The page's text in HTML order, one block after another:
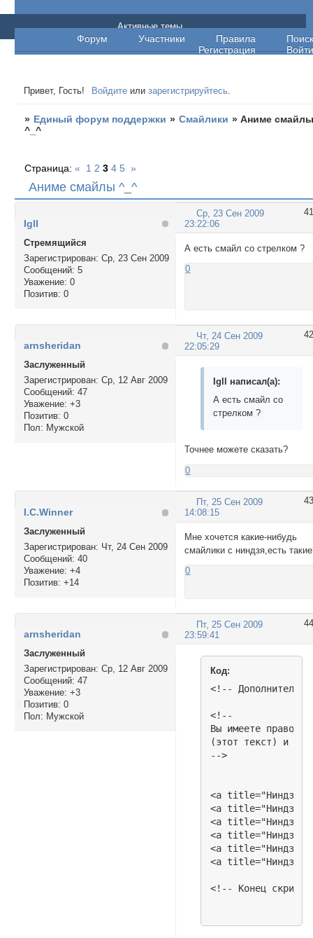
Единый форум поддержки
Форум Участники Правила
Поиск
Регистрация
Войти
Активные темы
Привет, Гость! Войдите илизарегистрируйтесь.
» Единый форум поддержки » Смайлики »Аниме
^_^
Аниме смайлы ^_^
Страница:« 1 2 3 4 5 »
41
Ср, 23 Сен 2009
23:22:06
Igll
Стремящийся
Зарегистрирован: Ср, 23 Сен 2009
Сообщений: 5
Уважение: 0
Позитив: 0
А есть смайл со стрелком ?
0
42
Чт, 24 Сен 2009
22:05:29
arnsheridan
Заслуженный
Зарегистрирован: Ср, 12 Авг 2009
Сообщений: 47
Уважение: +3
Позитив: 0
Пол: Мужской
Igll написал(а):
А есть смайл со
стрелком ?
Точнее можете сказать?
0
43
Пт, 25 Сен 2009
14:08:15
I.C.Winner
Заслуженный
Зарегистрирован: Чт, 24 Сен 2009
Сообщений: 40
Уважение: +4
Позитив: +14
Мне хочется какие-нибудь
смайлики с ниндзя,есть
0
44
Пт, 25 Сен 2009
23:59:41
arnsheridan
Заслуженный
Зарегистрирован: Ср, 12 Авг 2009
Сообщений: 47
Уважение: +3
Позитив: 0
Пол: Мужской
Код:
<!--
<!--
Вы имеете право
(этот текст) и
-->
<a title="Ниндзя
<a title="Ниндзя
<a title="Ниндзя
<a title="Ниндзя
<a title="Ниндзя
<a title="Ниндзя
<!-- Конец